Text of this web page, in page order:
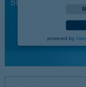
powered by